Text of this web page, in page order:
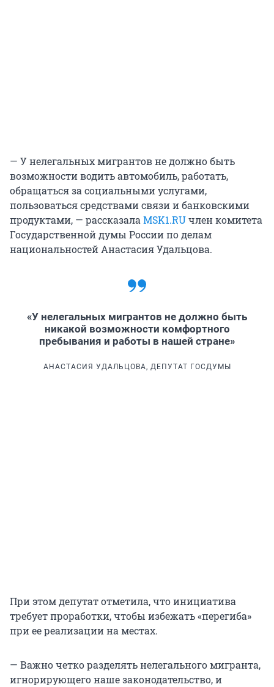
— У нелегальных мигрантов не должно быть
возможности водить автомобиль, работать,
обращаться за социальными услугами,
пользоваться средствами связи и банковскими
продуктами, — рассказалаMSK1.RUчлен комитета
Государственной думы России по делам
национальностей Анастасия Удальцова.
«У нелегальных мигрантов не должно быть
никакой возможности комфортного
пребывания и работы в нашей стране»
АНАСТАСИЯ УДАЛЬЦОВА, ДЕПУТАТ ГОСДУМЫ
При этом депутат отметила, что инициатива
требует проработки, чтобы избежать «перегиба»
при ее реализации на местах.
— Важно четко разделять нелегального мигранта,
игнорирующего наше законодательство, и